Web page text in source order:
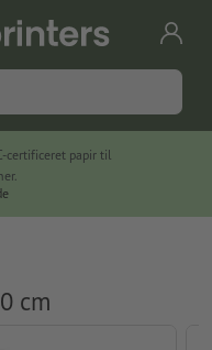
certificeret papir til
cm